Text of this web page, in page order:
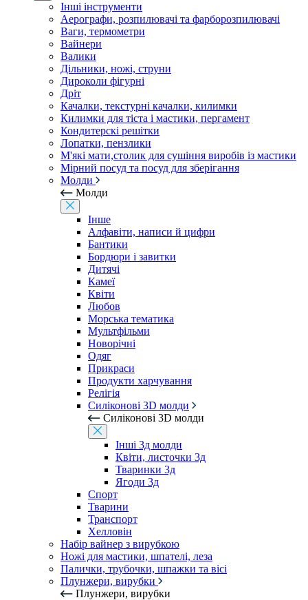
Інші інструменти
Аерографи, розпилювачі та фарборозпилювачі
Ваги, термометри
Вайнери
Валики
Дільники, ножі, струни
Дироколи фігурні
Дріт
Качалки, текстурні качалки, килимки
Килимки для тіста і мастики, пергамент
Кондитерскі решітки
Лопатки, пензлики
М'які мати,столик для сушіння виробів із мастики
Мірний посуд та посуд для зберігання
Молди
Молди
Інше
Алфавіти, написи й цифри
Бантики
Бордюри і завитки
Дитячі
Камеї
Квіти
Любов
Морська тематика
Мультфільми
Новорічні
Одяг
Прикраси
Продукти харчування
Релігія
Силіконові 3D молди
Силіконові 3D молди
Інші 3д молди
Квіти, листочки 3д
Тваринки 3д
Ягоди 3д
Спорт
Тварини
Транспорт
Хелловін
Набір вайнер з вирубкою
Ножі для мастики, шпателі, леза
Палички, трубочки, шпажки та вісі
Плунжери, вирубки
Плунжери, вирубки